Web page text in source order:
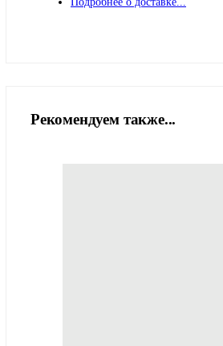
Рекомендуем также...